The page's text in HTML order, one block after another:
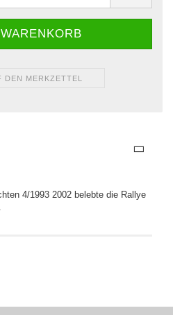
DEN MERKZETTEL
4/1993 2002 belebte die Rallye